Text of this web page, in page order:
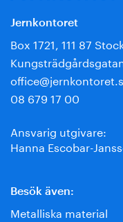
Jernkontoret
Box 1721, 111 87
08 679 17 00
Ansvarig utgivare:
Hanna Escobar-
Besök även:
Metalliska material